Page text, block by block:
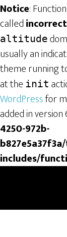
Notice:
called
altitude
usually an
theme running
at the init
WordPressfor
added in version
4250-972b-
includes/